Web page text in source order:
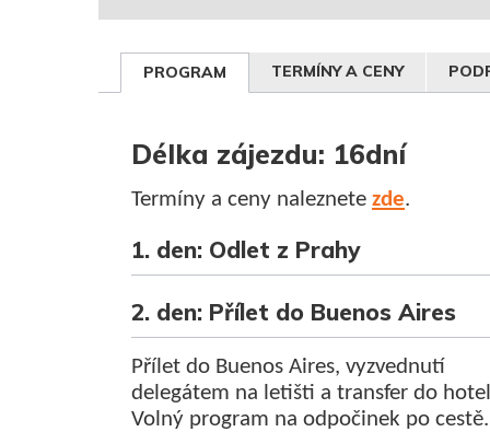
PROGRAM TERMÍNY A CENY
Délka zájezdu: 16dní
Termíny a ceny naleznete zde.
1. den: Odlet z Prahy
2. den: Přílet do Buenos Aires
Přílet do Buenos Aires, vyzvednutí
delegátem na letišti a transfer do
Volný program na odpočinek po cestě.